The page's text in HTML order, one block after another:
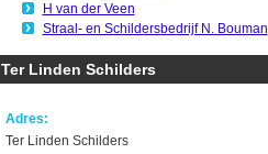
H van der Veen
Straal- en Schildersbedrijf N. Bouman
Ter Linden Schilders
Adres:
Ter Linden Schilders